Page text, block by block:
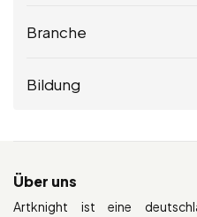
Branche
Bildung
Über uns
Artknight ist eine